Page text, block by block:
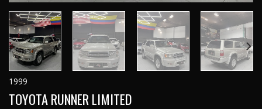
1999
TOYOTA RUNNER LIMITED